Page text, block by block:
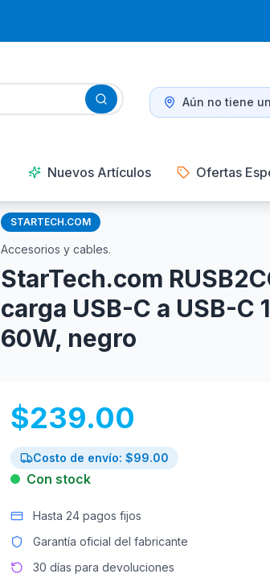
Aún no tiene
Nuevos Artículos Ofertas
STARTECH.COM
Accesorios y cables.
StarTech.com
carga USB-C a USB-C
60W, negro
$239.00
Costo de envío: $99.00
Con stock
Hasta 24 pagos fijos
Garantía oficial del fabricante
30 días para devoluciones